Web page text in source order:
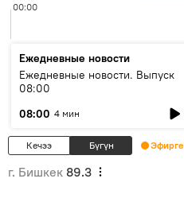
00:00
Ежедневные новости
Ежедневные новости. Выпуск
08:00
08:00 4 мин
Кечээ Бүгүн Эфирге
г. Бишкек 89.3